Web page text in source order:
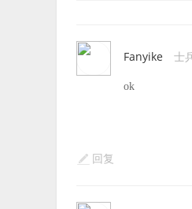
Fanyike 士
ok
回复